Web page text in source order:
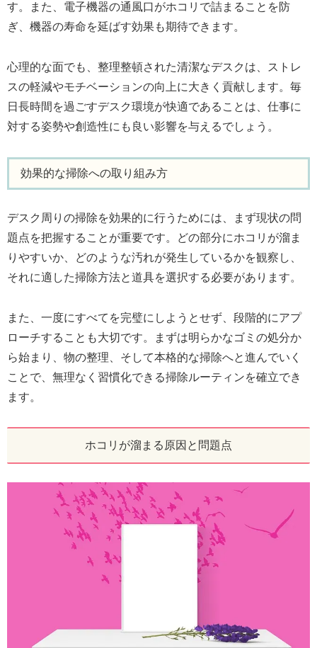
す。また、電子機器の通風口がホコリで詰まることを防
ぎ、機器の寿命を延ばす効果も期待できます。
心理的な面でも、整理整頓された清潔なデスクは、ストレ
スの軽減やモチベーションの向上に大きく貢献します。毎
日長時間を過ごすデスク環境が快適であることは、仕事に
対する姿勢や創造性にも良い影響を与えるでしょう。
効果的な掃除への取り組み方
デスク周りの掃除を効果的に行うためには、まず現状の問
題点を把握することが重要です。どの部分にホコリが溜ま
りやすいか、どのような汚れが発生しているかを観察し、
それに適した掃除方法と道具を選択する必要があります。
また、一度にすべてを完璧にしようとせず、段階的にアプ
ローチすることも大切です。まずは明らかなゴミの処分か
ら始まり、物の整理、そして本格的な掃除へと進んでいく
ことで、無理なく習慣化できる掃除ルーティンを確立でき
ます。
ホコリが溜まる原因と問題点